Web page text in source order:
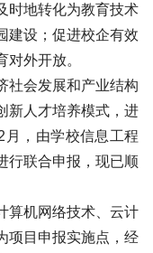
时地转化为教育技术
建设；促进校企有效
外开放。
社会发展和产业结构
新人才培养模式，进
，由学校信息工程
行联合申报，现已顺
算机网络技术、云计
项目申报实施点，经